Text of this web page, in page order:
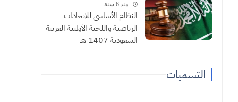
منذ 6 سنة
النظام الأساسي للاتحادات
الرياضية واللجنة الأولمبية العربية
السعودية 1407 هـ
التسميات